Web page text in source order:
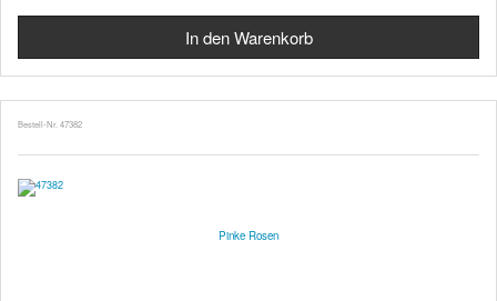
Bestell-Nr. 47382
Pinke Rosen